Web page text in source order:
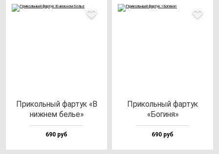
При­коль­ный фар­тук «В
ниж­нем белье»
690 руб
При­коль­ный фар­тук
«Боги­ня»
690 руб